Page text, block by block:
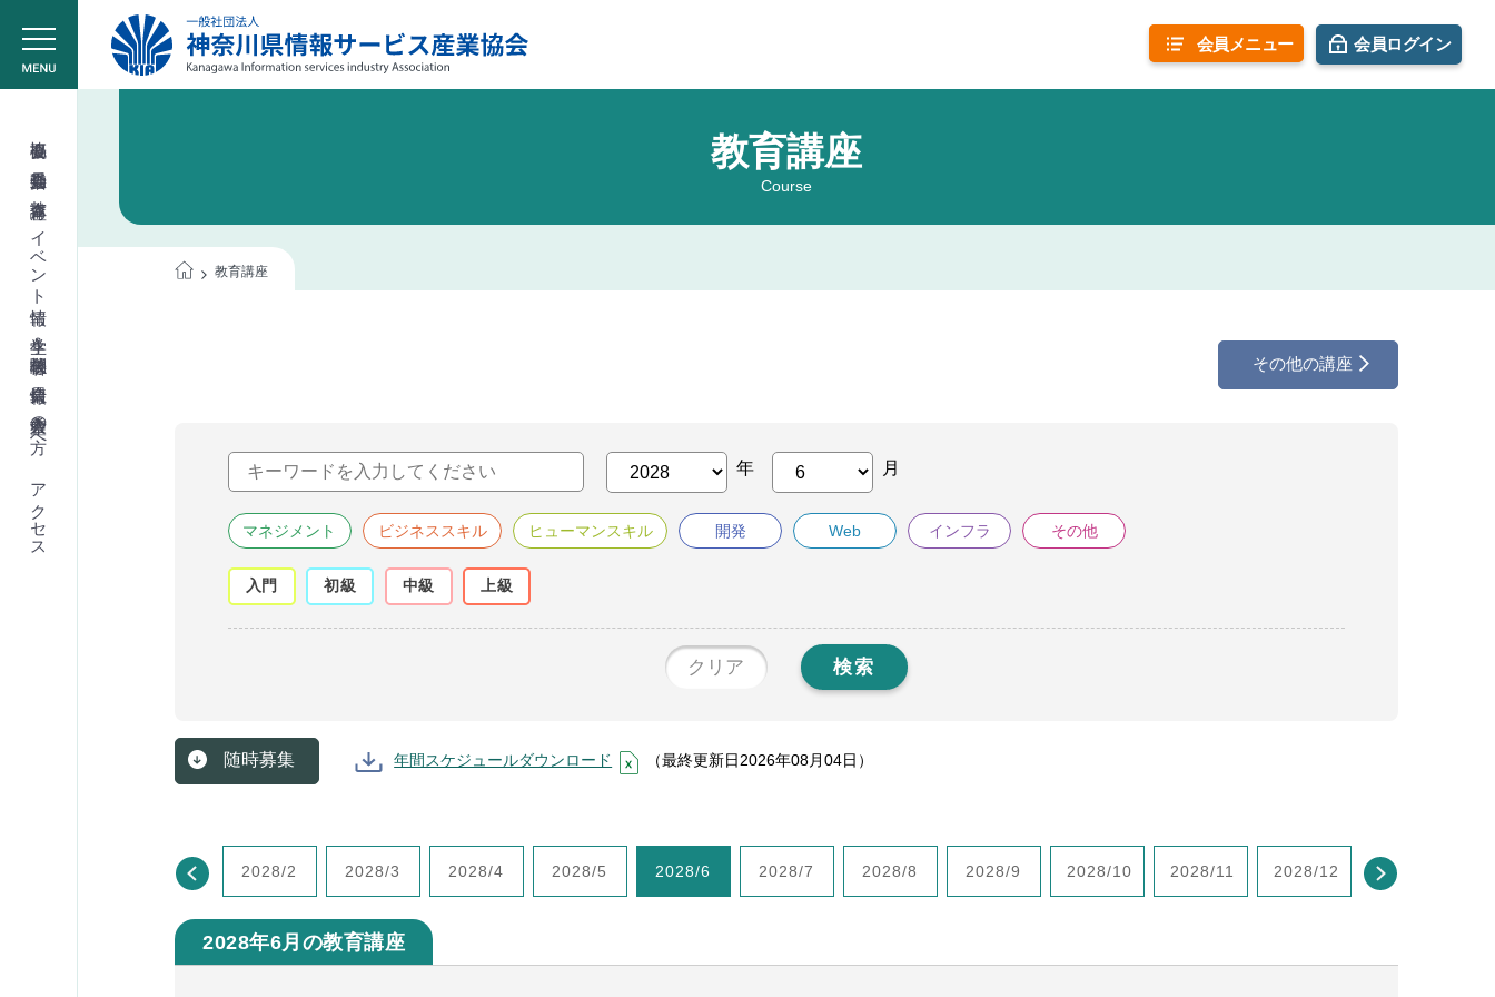
会員 メニュー 会員ログイン
イベント情報
学生＆学校関係者
入会希望の方へ
アクセス
教育講座
Course
教育講座
その他の講座
マネジメント ビジネススキル ヒューマンスキル 開発 Web インフラ その他
入門 初級 中級 上級
クリア 検索
随時募集 年間スケジュールダウンロード （最終更新日2026年08月04日）
2028/1 2028/2 2028/3 2028/4 2028/5 2028/6 2028/7 2028/8 2028/9 2028/10 2028/11 2028/12
2028年6月の教育講座